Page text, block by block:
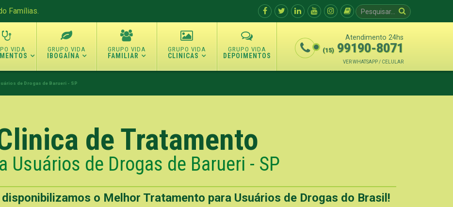
Famílias.
IBOGAÍNA FAMILIAR CLINICAS DEPOIMENTOS
Atendimento 24hs
(15) 99190-8071
VER WHATSAPP / CELULAR
de Drogas de Barueri - SP
de Tratamento
Usuários de Drogas de Barueri - SP
o Melhor Tratamento para Usuários de Drogas do Brasil!